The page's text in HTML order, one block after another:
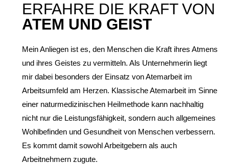
ERFAHRE DIE KRAFT VON
ATEM UND GEIST
Mein Anliegen ist es, den Menschen die Kraft ihres Atmens
und ihres Geistes zu vermitteln. Als Unternehmerin liegt
mir dabei besonders der Einsatz von Atemarbeit im
Arbeitsumfeld am Herzen. Klassische Atemarbeit im Sinne
einer naturmedizinischen Heilmethode kann nachhaltig
nicht nur die Leistungsfähigkeit, sondern auch allgemeines
Wohlbefinden und Gesundheit von Menschen verbessern.
Es kommt damit sowohl Arbeitgebern als auch
Arbeitnehmern zugute.